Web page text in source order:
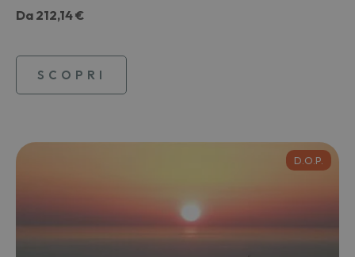
Da 212,14 €
SCOPRI
D.O.P.